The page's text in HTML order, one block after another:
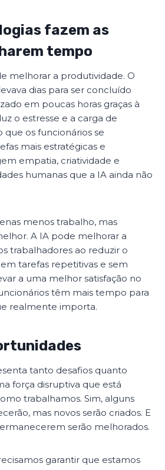
fazem as
tempo
melhorar a produtividade. O
dias para ser concluído
em poucas horas graças à
o estresse e a carga de
os funcionários se
mais estratégicas e
empatia, criatividade e
humanas que a IA ainda não
menos trabalho, mas
A IA pode melhorar a
trabalhadores ao reduzir o
tarefas repetitivas e sem
a uma melhor satisfação no
têm mais tempo para
realmente importa.
tanto desafios quanto
força disruptiva que está
trabalhamos. Sim, alguns
mas novos serão criados. E
serão melhorados.
garantir que estamos